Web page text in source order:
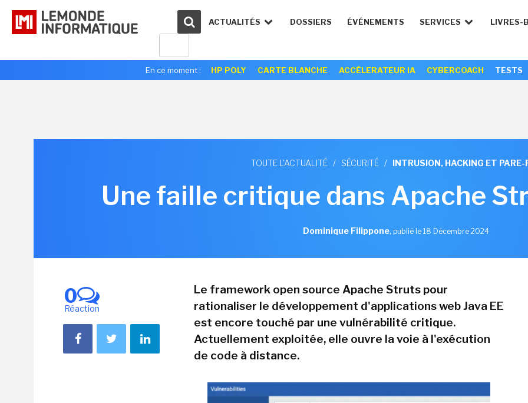
ACTUALITÉS DOSSIERS ÉVÉNEMENTS SERVICES LIVRES-
En ce moment : HP POLY CARTE BLANCHE ACCÉLERATEUR IA CYBERCOACH TESTS
TOUTE L'ACTUALITÉ / SÉCURITÉ / INTRUSION, HACKING ET PARE-
Une faille critique dans Apache
Dominique Filippone, publié le 18 Décembre 2024
0
Réaction
Le framework open source Apache Struts pour
rationaliser le développement d'applications web Java EE
est encore touché par une vulnérabilité critique.
Actuellement exploitée, elle ouvre la voie à l'exécution
de code à distance.